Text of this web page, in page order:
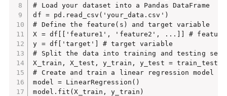
# Load your dataset into a Pandas DataFrame
df = pd.read_csv('your_data.csv')
# Define the feature(s) and target variable
X = df[['feature1', 'feature2', ...]] #
y = df['target'] # target variable
# Split the data into training and testing sets
X_train, X_test, y_train, y_test =
# Create and train a linear regression model
model = LinearRegression()
model.fit(X_train, y_train)